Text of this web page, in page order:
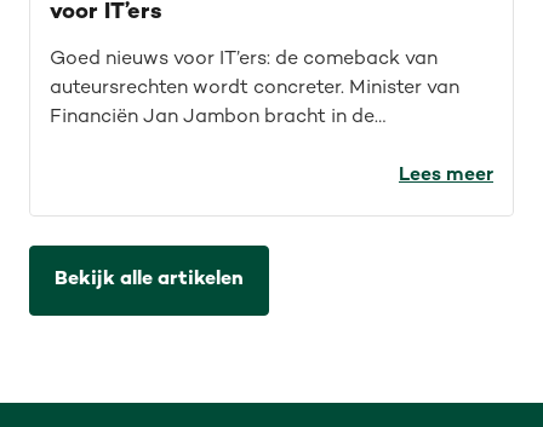
voor IT’ers
Goed nieuws voor IT’ers: de comeback van
auteursrechten wordt concreter. Minister van
Financiën Jan Jambon bracht in de
auteursrechten voor de IT-sector. Wat werd er
Lees meer
Bekijk alle artikelen